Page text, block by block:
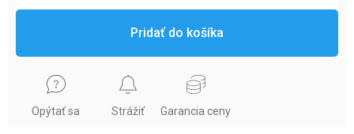
Pridať do košíka
Opýtať sa Strážiť Garancia ceny